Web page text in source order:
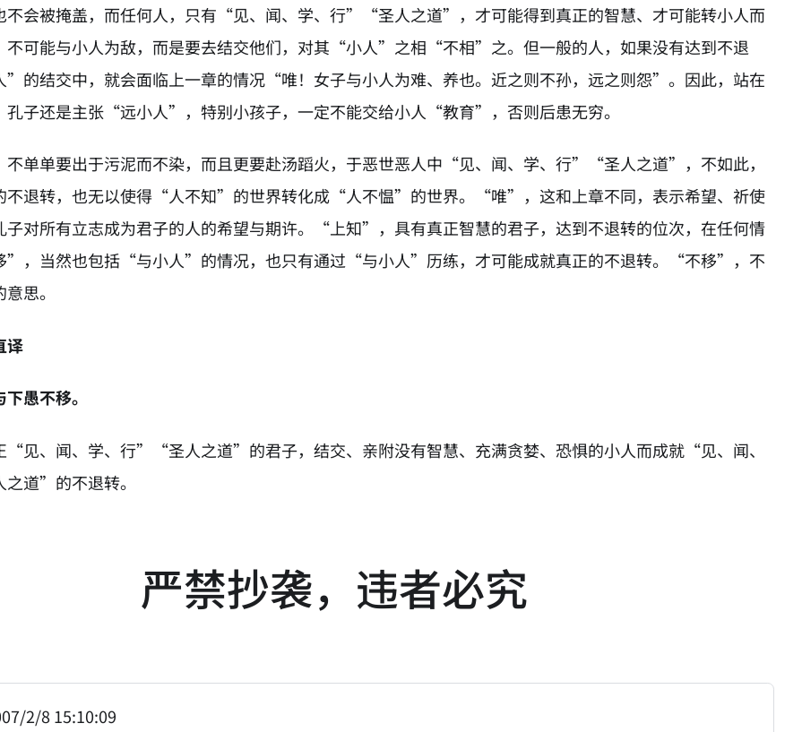
不会被掩盖，而任何人，只有“见、闻、学、行”“圣人之道”，才可能得到真正的智慧、才可能转小人而
不可能与小人为敌，而是要去结交他们，对其“小人”之相“不相”之。但一般的人，如果没有达到不退
的结交中，就会面临上一章的情况“唯！女子与小人为难、养也。近之则不孙，远之则怨”。因此，站在
孔子还是主张“远小人”，特别小孩子，一定不能交给小人“教育”，否则后患无穷。
不单单要出于污泥而不染，而且更要赴汤蹈火，于恶世恶人中“见、闻、学、行”“圣人之道”，不如此，
不退转，也无以使得“人不知”的世界转化成“人不愠”的世界。“唯”，这和上章不同，表示希望、祈使
子对所有立志成为君子的人的希望与期许。“上知”，具有真正智慧的君子，达到不退转的位次，在任何情
”，当然也包括“与小人”的情况，也只有通过“与小人”历练，才可能成就真正的不退转。“不移”，不
思。
译
愚不移。
“见、闻、学、行”“圣人之道”的君子，结交、亲附没有智慧、充满贪婪、恐惧的小人而成就“见、闻、
道”的不退转。
严禁抄袭，违者必究
2/8 15:10:09